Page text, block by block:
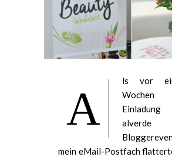
A
ls vor
alverde
mein eMail-Postfach